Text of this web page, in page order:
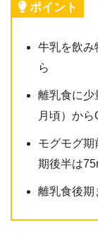
ポイント
牛乳を飲み
ら
離乳食に少
月頃）から
モグモグ
期後半は
離乳食後期